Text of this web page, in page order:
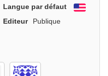
Langue par défaut
Editeur
Publique